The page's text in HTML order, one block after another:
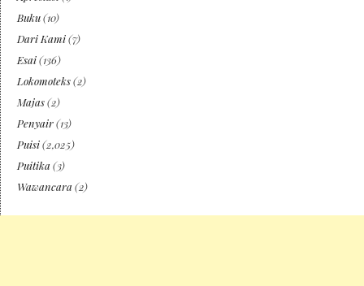
Buku(10)
Dari Kami(7)
Esai(136)
Lokomoteks(2)
Majas(2)
Penyair(13)
Puisi(2,025)
Puitika (3)
Wawancara (2)